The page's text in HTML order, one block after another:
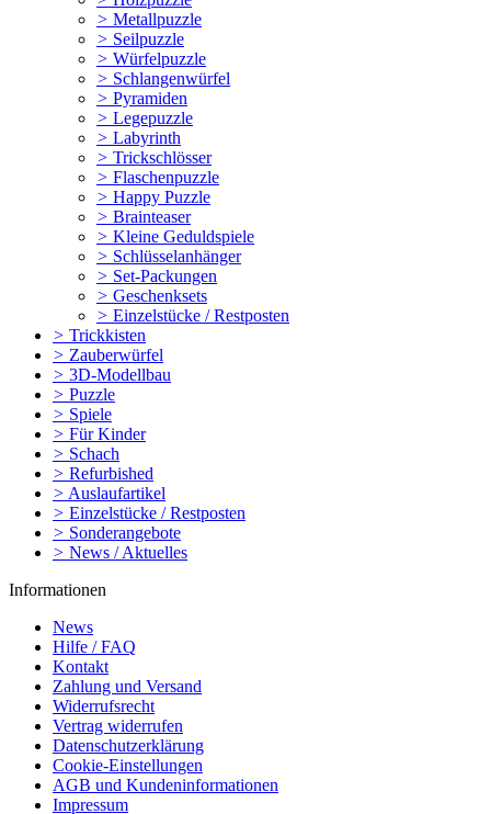
> Metallpuzzle
> Seilpuzzle
> Würfelpuzzle
> Schlangenwürfel
> Pyramiden
> Legepuzzle
> Labyrinth
> Trickschlösser
> Flaschenpuzzle
> Happy Puzzle
> Brainteaser
> Kleine Geduldspiele
> Schlüsselanhänger
> Set-Packungen
> Geschenksets
> Einzelstücke / Restposten
> Trickkisten
> Zauberwürfel
> 3D-Modellbau
> Puzzle
> Spiele
> Für Kinder
> Schach
> Refurbished
> Auslaufartikel
> Einzelstücke / Restposten
> Sonderangebote
> News / Aktuelles
Informationen
News
Hilfe / FAQ
Kontakt
Zahlung und Versand
Widerrufsrecht
Vertrag widerrufen
Datenschutzerklärung
Cookie-Einstellungen
AGB und Kundeninformationen
Impressum